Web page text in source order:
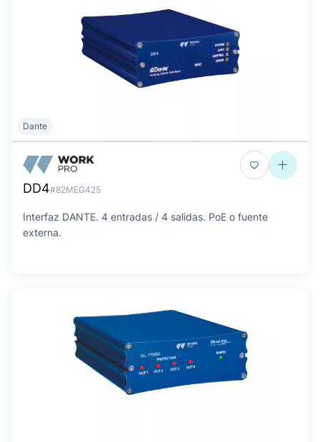
Dante
DD4#82MEG425
Interfaz DANTE. 4 entradas / 4 salidas. PoE o fuente
externa.